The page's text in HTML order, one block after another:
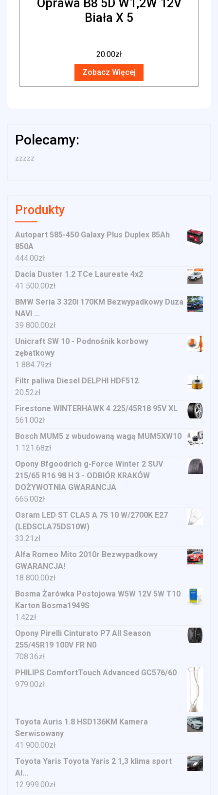
Oprawa B8 5D W1,2W 12V
Biała X 5
20.00zł
Zobacz Więcej
Polecamy:
zzzzz
Produkty
Autopart 585-450 Galaxy Plus Duplex 85Ah
850A
444.00zł
Dacia Duster 1.2 TCe Laureate 4x2
41 500.00zł
BMW Seria 3 320i 170KM Bezwypadkowy Duza
NAVI ...
39 800.00zł
Unicraft SW 10 - Podnośnik korbowy
zębatkowy
1 884.79zł
Filtr paliwa Diesel DELPHI HDF512
20.52zł
Firestone WINTERHAWK 4 225/45R18 95V XL
561.00zł
Bosch MUM5 z wbudowaną wagą MUM5XW10
1 121.68zł
Opony Bfgoodrich g-Force Winter 2 SUV
215/65 R16 98 H 3 - ODBIÓR KRAKÓW
DOŻYWOTNIA GWARANCJA
665.00zł
Osram LED ST CLAS A 75 10 W/2700K E27
(LEDSCLA75DS10W)
33.21 zł
Alfa Romeo Mito 2010r Bezwypadkowy
GWARANCJA!
18 800.00zł
Bosma Żarówka Postojowa W5W 12V 5W T10
Karton Bosma1949S
1.42zł
Opony Pirelli Cinturato P7 All Season
255/45R19 100V FR N0
708.36zł
PHILIPS ComfortTouch Advanced GC576/60
979.00zł
Toyota Auris 1.8 HSD136KM Kamera
Serwisowany
41 900.00zł
Toyota Yaris Toyota Yaris 2 1,3 klima sport
Al...
12 999.00zł